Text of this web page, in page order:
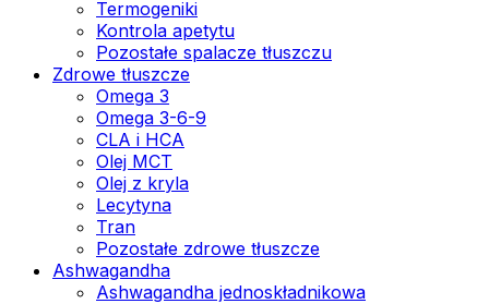
Termogeniki
Kontrola apetytu
Pozostałe spalacze tłuszczu
Zdrowe tłuszcze
Omega 3
Omega 3-6-9
CLA i HCA
Olej MCT
Olej z kryla
Lecytyna
Tran
Pozostałe zdrowe tłuszcze
Ashwagandha
Ashwagandha jednoskładnikowa